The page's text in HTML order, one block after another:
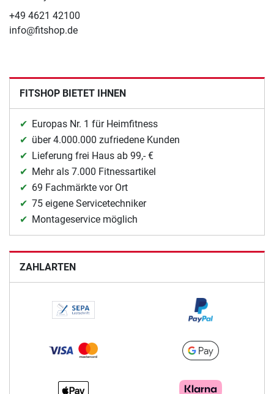
+49 4621 42100
info@fitshop.de
FITSHOP BIETET IHNEN
Europas Nr. 1 für Heimfitness
über 4.000.000 zufriedene Kunden
Lieferung frei Haus ab 99,- €
Mehr als 7.000 Fitnessartikel
69 Fachmärkte vor Ort
75 eigene Servicetechniker
Montageservice möglich
ZAHLARTEN